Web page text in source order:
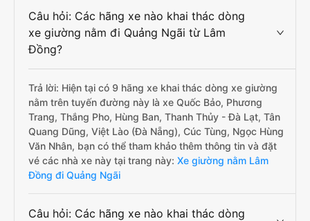
Câu hỏi: Các hãng xe nào khai thác dòng
xe giường nằm đi Quảng Ngãi từ Lâm
Đồng?
Trả lời: Hiện tại có 9 hãng xe khai thác dòng xe giường
nằm trên tuyến đường này là xe Quốc Bảo, Phương
Trang, Thắng Pho, Hùng Ban, Thanh Thủy - Đà Lạt, Tân
Quang Dũng, Việt Lào (Đà Nẵng), Cúc Tùng, Ngọc Hùng
Văn Nhân, bạn có thể tham khảo thêm thông tin và đặt
vé các nhà xe này tại trang này: Xe giường nằm Lâm
Đồng đi Quảng Ngãi
Câu hỏi: Các hãng xe nào khai thác dòng